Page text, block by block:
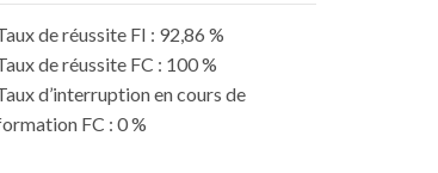
de réussite FI : 92,86 %
de réussite FC : 100 %
d’interruption en cours de
FC : 0 %